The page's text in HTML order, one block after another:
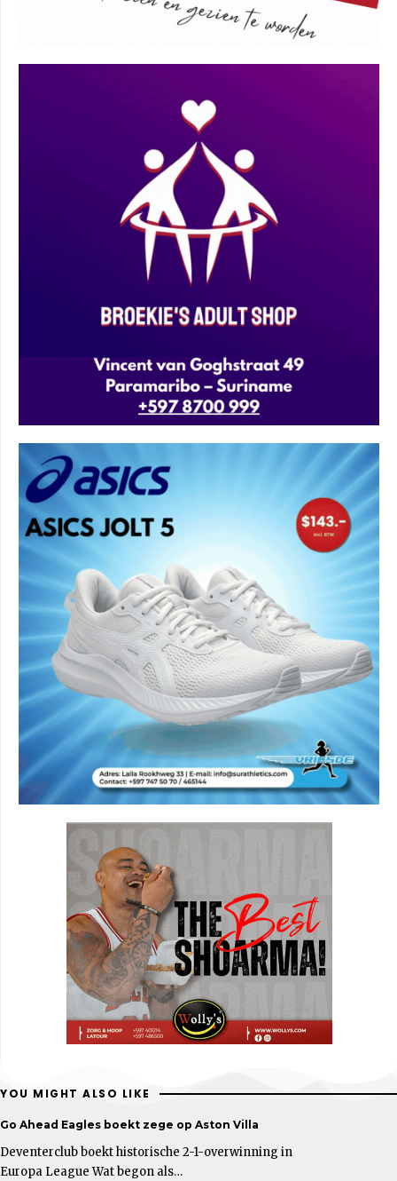
YOU MIGHT ALSO LIKE
Go Ahead Eagles boekt zege op Aston Villa
Deventerclub boekt historische 2-1-overwinning in
Europa League Wat begon als…